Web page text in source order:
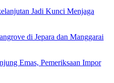
Jadi Kunci Menjaga
di Jepara dan Manggarai
Emas, Pemeriksaan Impor